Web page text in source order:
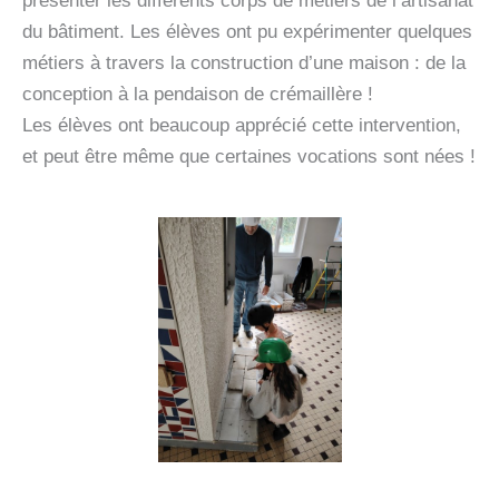
du bâtiment. Les élèves ont pu expérimenter quelques
métiers à travers la construction d’une maison : de la
conception à la pendaison de crémaillère !
Les élèves ont beaucoup apprécié cette intervention,
et peut être même que certaines vocations sont nées !